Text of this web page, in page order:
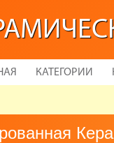
КАТЕГОРИИ